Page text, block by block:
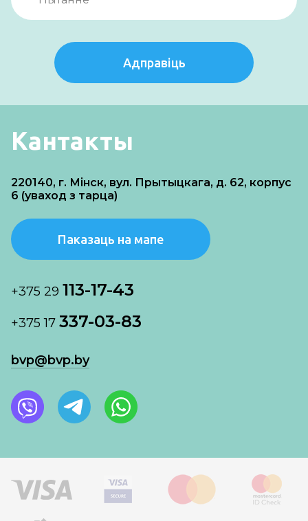
Адправіць
Кантакты
220140, г. Мінск, вул. Прытыцкага, д. 62, корпус
6 (уваход з тарца)
Паказаць на мапе
+375 29 113-17-43
+375 17 337-03-83
bvp@bvp.by